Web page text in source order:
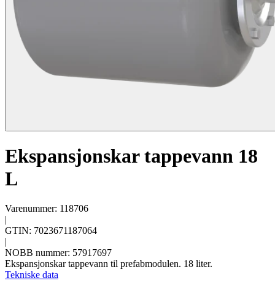
Ekspansjonskar tappevann 18
L
Varenummer: 118706
|
GTIN: 7023671187064
|
NOBB nummer: 57917697
Ekspansjonskar tappevann til prefabmodulen. 18 liter.
Tekniske data